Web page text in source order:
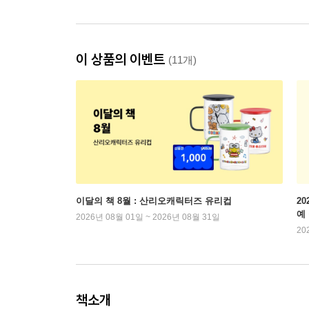
이 상품의 이벤트 (11개)
이달의 책 8월 : 산리오캐릭터즈 유리컵
2026년 08월 01일 ~ 2026년 08월 31일
예
책소개